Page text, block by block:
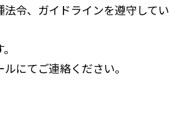
令、ガイドラインを遵守してい
にてご連絡ください。